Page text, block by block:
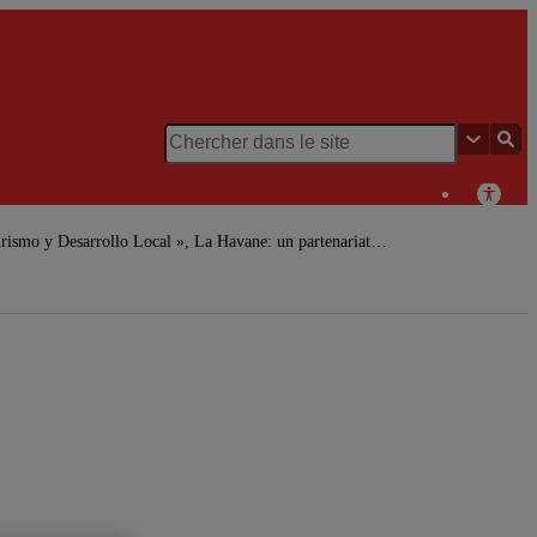
y Desarrollo Local », La Havane: un partenariat…